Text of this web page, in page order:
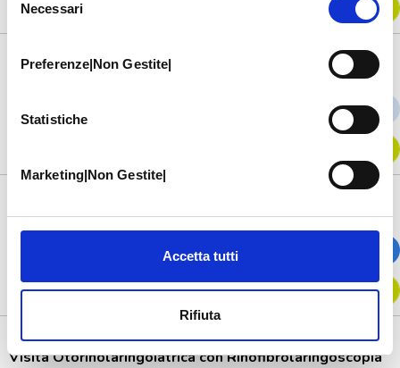
del
consenso
Necessari
Preferenze|Non Gestite|
Statistiche
Marketing|Non Gestite|
Accetta tutti
Rifiuta
TELEFONA
Rinofibrolaringoscopia
€ 130 PRENOTA ONLINE
Visita Otorinolaringoiatrica
TELEFONA
Visita Otorinolaringoiatrica con Rinofibrolaringoscopia